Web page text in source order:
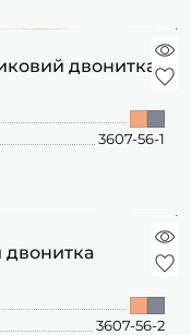
двонитка
3607-56-1
3607-56-2